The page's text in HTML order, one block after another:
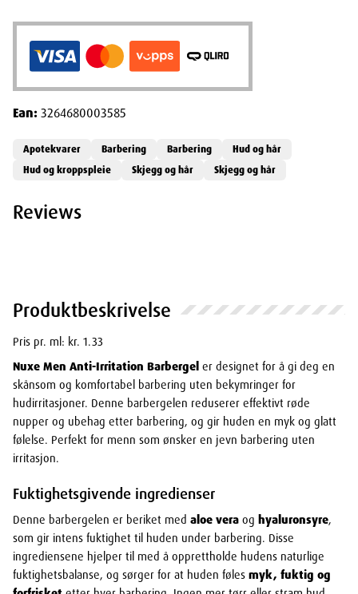
Produktbeskrivelse
Pris pr. ml: kr. 1.33
Nuxe Men Anti-Irritation Barbergel er designet for å gi deg en
skånsom og komfortabel barbering uten bekymringer for
hudirritasjoner. Denne barbergelen reduserer effektivt røde
nupper og ubehag etter barbering, og gir huden en myk og glatt
følelse. Perfekt for menn som ønsker en jevn barbering uten
irritasjon.
Fuktighetsgivende ingredienser
Denne barbergelen er beriket med aloe vera og hyaluronsyre,
som gir intens fuktighet til huden under barbering. Disse
ingrediensene hjelper til med å opprettholde hudens naturlige
fuktighetsbalanse, og sørger for at huden føles myk, fuktig og
Ean:3264680003585
Apotekvarer Barbering Barbering
Hud og hår
Hud og kroppspleie
Skjegg og hår Skjegg og hår
Reviews